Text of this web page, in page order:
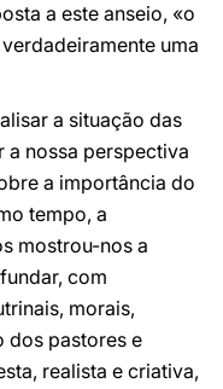
a este anseio, «o
uma
a situação das
a nossa perspectiva
a importância do
tempo, a
mostrou-nos a
com
morais,
dos pastores e
realista e criativa,